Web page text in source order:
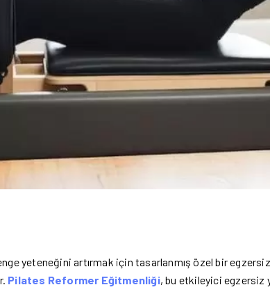
yeteneğini artırmak için tasarlanmış özel bir
Pilates Reformer Eğitmenliği, bu etkileyici egzersiz